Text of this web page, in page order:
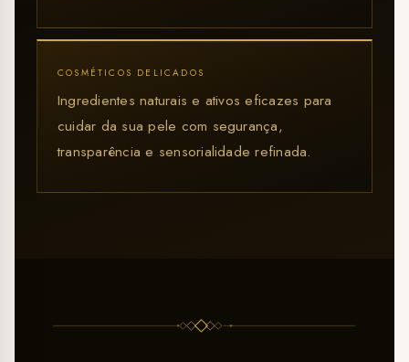
COSMÉTICOS DELICADOS
Ingredientes naturais e ativos eficazes para
cuidar da sua pele com segurança,
transparência e sensorialidade refinada.